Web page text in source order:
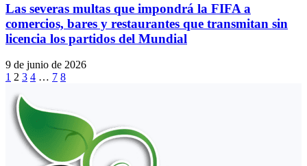
Las severas multas que impondrá la FIFA a
comercios, bares y restaurantes que transmitan sin
licencia los partidos del Mundial
9 de junio de 2026
1 2 3 4 … 7 8